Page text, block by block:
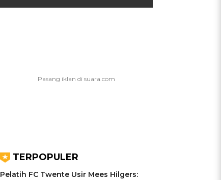
TERPOPULER
Pelatih FC Twente Usir Mees Hilgers: